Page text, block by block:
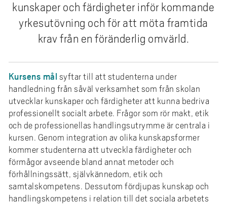
kunskaper och färdigheter inför kommande
yrkesutövning och för att möta framtida
krav från en föränderlig omvärld.
Kursens mål syftar till att studenterna under
handledning från såväl verksamhet som från skolan
utvecklar kunskaper och färdigheter att kunna bedriva
professionellt socialt arbete. Frågor som rör makt, etik
och de professionellas handlingsutrymme är centrala i
kursen. Genom integration av olika kunskapsformer
kommer studenterna att utveckla färdigheter och
förmågor avseende bland annat metoder och
förhållningssätt, självkännedom, etik och
samtalskompetens. Dessutom fördjupas kunskap och
handlingskompetens i relation till det sociala arbetets